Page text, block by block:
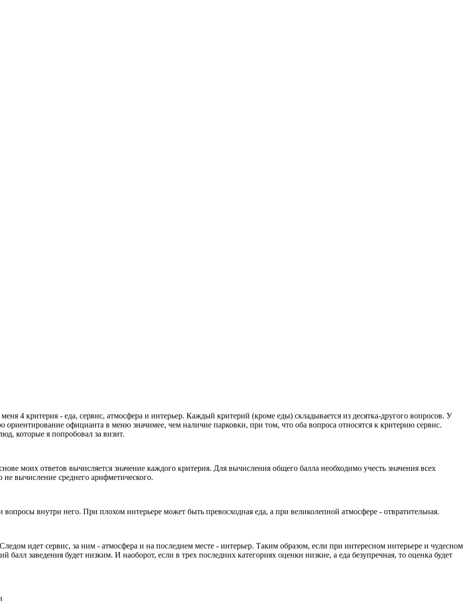
4 критерия - еда, сервис, атмосфера и интерьер. Каждый критерий (кроме еды) складывается из десятка-другого вопросов. У
ориентирование официанта в меню значимее, чем наличие парковки, при том, что оба вопроса относятся к критерию сервис.
которые я попробовал за визит.
моих ответов вычисляется значение каждого критерия. Для вычисления общего балла необходимо учесть значения всех
вычисление среднего арифметического.
внутри него. При плохом интерьере может быть превосходная еда, а при великолепной атмосфере - отвратительная.
идет сервис, за ним - атмосфера и на последнем месте - интерьер. Таким образом, если при интересном интерьере и чудесном
балл заведения будет низким. И наоборот, если в трех последних категориях оценки низкие, а еда безупречная, то оценка будет